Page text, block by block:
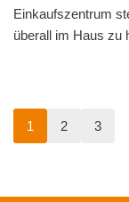
Einkaufszentrum
überall im Haus zu
1 2 3